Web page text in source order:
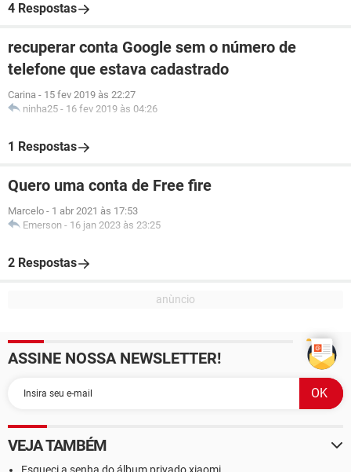
4 Respostas
recuperar conta Google sem o número de
telefone que estava cadastrado
Carina - 15 fev 2019 às 22:27
ninha25 - 16 fev 2019 às 04:26
1 Respostas
Quero uma conta de Free fire
Marcelo - 1 abr 2021 às 17:53
Emerson - 16 jan 2023 às 23:25
2 Respostas
ASSINE NOSSA NEWSLETTER!
VEJA TAMBÉM